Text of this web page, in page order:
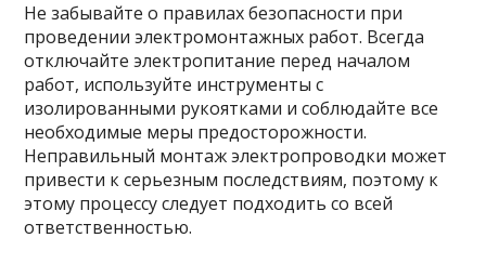
Не забывайте о правилах безопасности при
проведении электромонтажных работ. Всегда
отключайте электропитание перед началом
работ, используйте инструменты с
изолированными рукоятками и соблюдайте все
необходимые меры предосторожности.
Неправильный монтаж электропроводки может
привести к серьезным последствиям, поэтому к
этому процессу следует подходить со всей
ответственностью.